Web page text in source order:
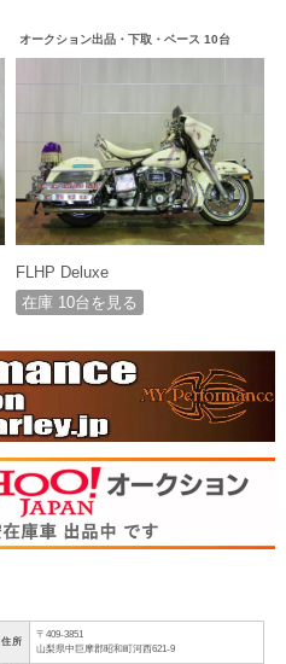
オークション出品・下取・ベース 10台
FLHP Deluxe
在庫 10台を見る
住所
〒409-3851
山梨県中巨摩郡昭和町河西621-9